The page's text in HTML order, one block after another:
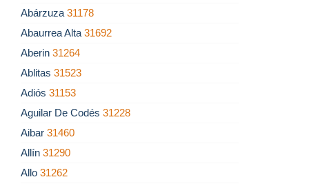
Abárzuza 31178
Abaurrea Alta 31692
Aberin 31264
Ablitas 31523
Adiós 31153
Aguilar De Codés 31228
Aibar 31460
Allín 31290
Allo 31262